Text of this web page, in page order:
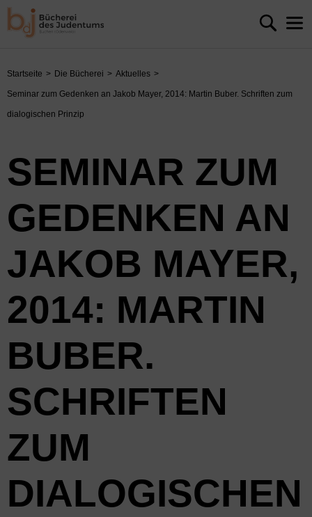
Startseite Die Bücherei Aktuelles
Seminar zum Gedenken an Jakob Mayer, 2014: Martin Buber. Schriften zum
dialogischen Prinzip
SEMINAR ZUM
GEDENKEN AN
JAKOB MAYER,
2014: MARTIN
BUBER.
SCHRIFTEN
ZUM
DIALOGISCHEN